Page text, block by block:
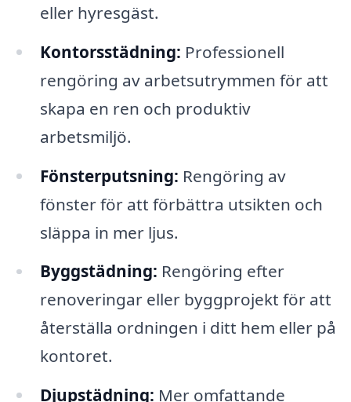
eller hyresgäst.
Kontorsstädning: Professionell
rengöring av arbetsutrymmen för att
skapa en ren och produktiv
arbetsmiljö.
Fönsterputsning: Rengöring av
fönster för att förbättra utsikten och
släppa in mer ljus.
Byggstädning: Rengöring efter
renoveringar eller byggprojekt för att
återställa ordningen i ditt hem eller på
kontoret.
Djupstädning: Mer omfattande